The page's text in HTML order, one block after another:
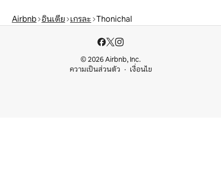
Airbnb อินเดีย เกรละ Thonichal
© 2026 Airbnb, Inc.
ความเป็นส่วนตัว
เงื่อนไข